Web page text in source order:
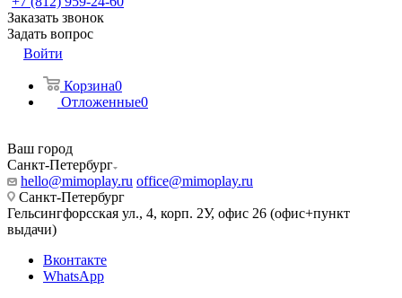
Заказать звонок
Задать вопрос
Войти
Корзина0
Отложенные0
Ваш город
Санкт-Петербург
hello@mimoplay.ru office@mimoplay.ru
Санкт-Петербург
Гельсингфорсская ул., 4, корп. 2У, офис 26 (офис+пункт
выдачи)
Вконтакте
WhatsApp